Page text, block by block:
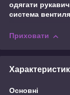
одягати
система
Приховати
Основні